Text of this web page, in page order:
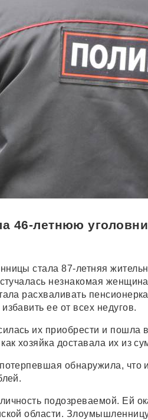
46-летнюю
стала 87-летняя
незнакомая
расхваливать
ее от всех недугов.
их приобрести и пошла
хозяйка доставала их из
обнаружила, что
подозреваемой. Ей
области.